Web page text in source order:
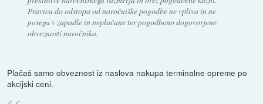
Pravica do odstopa od naročniške pogodbe ne vpliva in ne
posega v zapadle in neplačane ter pogodbeno dogovorjene
obveznosti naročnika.
Plačaš samo obveznost iz naslova nakupa terminalne opreme po
akcijski ceni.